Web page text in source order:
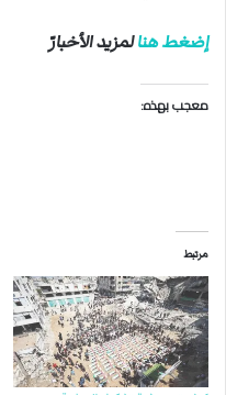
إضغط هنالمزيد الأخبارّ
معجب بهذه:
مرتبط